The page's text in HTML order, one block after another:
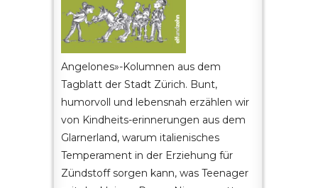
Angelones»-Kolumnen aus dem
Tagblatt der Stadt Zürich. Bunt,
humorvoll und lebensnah erzählen wir
von Kindheits-erinnerungen aus dem
Glarnerland, warum italienisches
Temperament in der Erziehung für
Zündstoff sorgen kann, was Teenager